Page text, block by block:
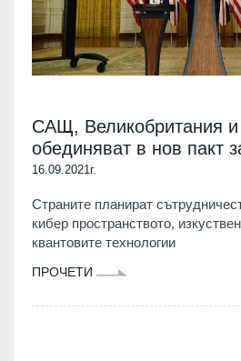
САЩ, Великобритания и
обединяват в нов пакт
16.09.2021г.
Страните планират
кибер пространството,
квантовите технологии
ПРОЧЕТИ